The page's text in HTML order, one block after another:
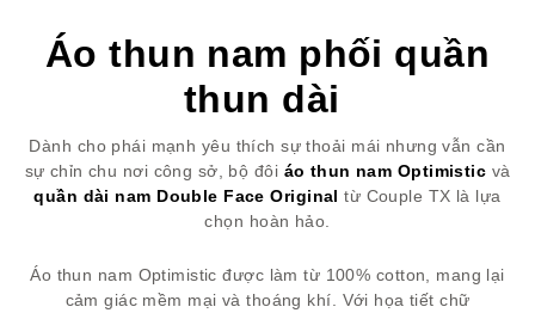
Áo thun nam phối quần
thun dài
Dành cho phái mạnh yêu thích sự thoải mái nhưng vẫn cần
sự chỉn chu nơi công sở, bộ đôi áo thun nam Optimistic và
quần dài nam Double Face Original từ Couple TX là lựa
chọn hoàn hảo.
Áo thun nam Optimistic được làm từ 100% cotton, mang lại
cảm giác mềm mại và thoáng khí. Với họa tiết chữ